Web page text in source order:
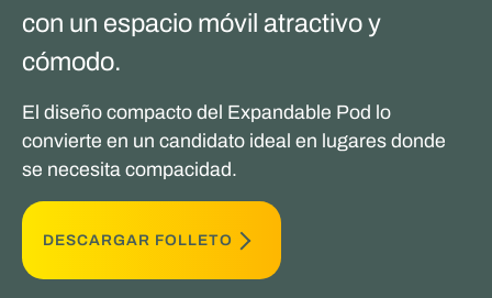
con un espacio móvil atractivo y
cómodo.
El diseño compacto del Expandable Pod lo
convierte en un candidato ideal en lugares donde
se necesita compacidad.
DESCARGAR FOLLETO